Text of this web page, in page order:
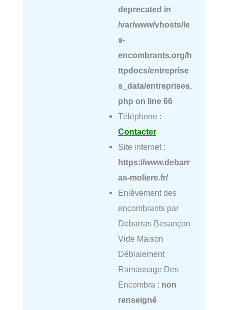
deprecated in
/var/www/vhosts/le
s-
encombrants.org/h
ttpdocs/entreprise
s_data/entreprises.
php on line 66
Téléphone :
Contacter
Site internet :
https://www.debarr
as-moliere.fr/
Enlèvement des
encombrants par
Debarras Besançon
Vide Maison
Déblaiement
Ramassage Des
Encombra : non
renseigné